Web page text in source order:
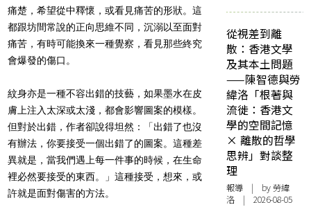
痛楚，希望從中釋懷，或看見痛苦的形狀。這
都跟坊間常說的正向思維不同，沉溺以至面對
痛苦，有時可能換來一種覺察，看見那些終究
會爆發的傷口。
紋身亦是一種不容出錯的技藝，如果墨水在皮
膚上注入太深或太淺，都會影響圖案的模樣。
但對於出錯，作者卻說得坦然：「出錯了也沒
有辦法，你要接受一個出錯了的圖案。這種差
異就是，當我們遇上每一件事的時候，在生命
裡必然要接受的東西。」這種接受，想來，或
許就是面對傷害的方法。
從視差到離
散：香港文學
及其本土問題
——陳智德與勞
緯洛「根著與
流徙：香港文
學的空間記憶
× 離散的哲學
思辨」對談整
理
報導 | by 勞緯
洛 | 2026-08-05